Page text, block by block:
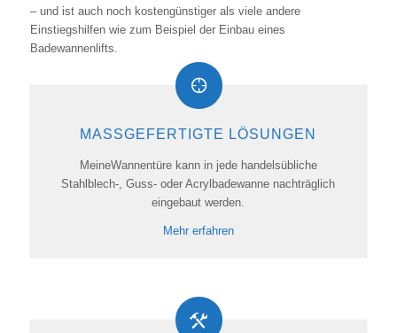
– und ist auch noch kostengünstiger als viele andere
Einstiegshilfen wie zum Beispiel der Einbau eines
Badewannenlifts.
MASSGEFERTIGTE LÖSUNGEN
MeineWannentüre kann in jede handelsübliche
Stahlblech-, Guss- oder Acrylbadewanne nachträglich
eingebaut werden.
Mehr erfahren